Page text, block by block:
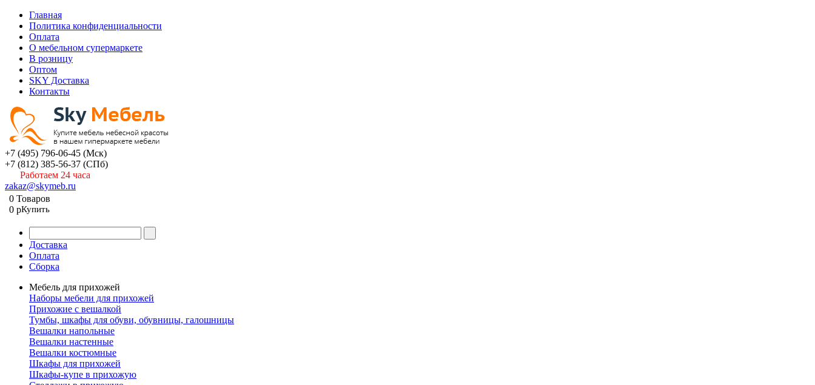
Главная
Политика конфиденциальности
Оплата
О мебельном супермаркете
В розницу
Оптом
SKY Доставка
Контакты
+7 (495) 796-06-45 (Мск)
+7 (812) 385-56-37 (СПб)
Работаем 24 часа
zakaz@skymeb.ru
0 Товаров
0 pКупить
Доставка
Оплата
Сборка
Мебель для прихожей
Наборы мебели для прихожей
Прихожие с вешалкой
Тумбы, шкафы для обуви, обувницы, галошницы
Вешалки напольные
Вешалки настенные
Вешалки костюмные
Шкафы для прихожей
Шкафы-купе в прихожую